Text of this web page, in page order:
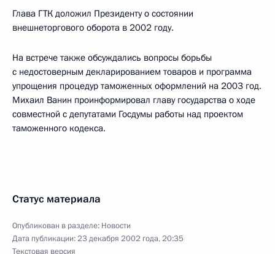
Глава ГТК доложил Президенту о состоянии
внешнеторгового оборота в 2002 году.
На встрече также обсуждались вопросы борьбы
с недостоверным декларированием товаров и программа
упрощения процедур таможенных оформлений на 2003 год.
Михаил Ванин проинформировал главу государства о ходе
совместной с депутатами Госдумы работы над проектом
таможенного кодекса.
Статус материала
Опубликован в разделе: Новости
Дата публикации:23 декабря 2002 года, 20:35
Текстовая версия